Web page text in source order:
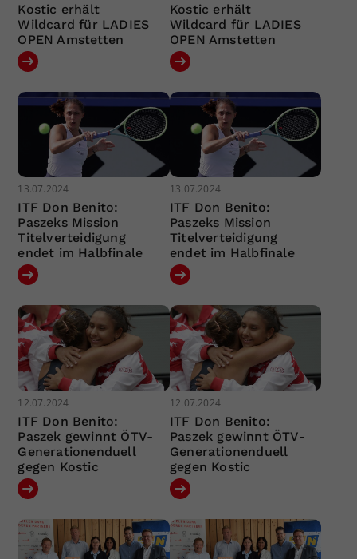
Kostic erhält
Wildcard für LADIES
OPEN Amstetten
Kostic erhält
Wildcard für LADIES
OPEN Amstetten
13.07.2024
ITF Don Benito:
Paszeks Mission
Titelverteidigung
endet im Halbfinale
13.07.2024
ITF Don Benito:
Paszeks Mission
Titelverteidigung
endet im Halbfinale
12.07.2024
ITF Don Benito:
Paszek gewinnt ÖTV-
Generationenduell
gegen Kostic
12.07.2024
ITF Don Benito:
Paszek gewinnt ÖTV-
Generationenduell
gegen Kostic